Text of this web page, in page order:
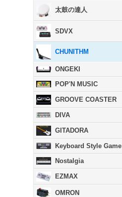
太鼓の達人
SDVX
CHUNITHM
ONGEKI
POP'N MUSIC
GROOVE COASTER
DIVA
GITADORA
Keyboard Style Game
Nostalgia
EZMAX
OMRON